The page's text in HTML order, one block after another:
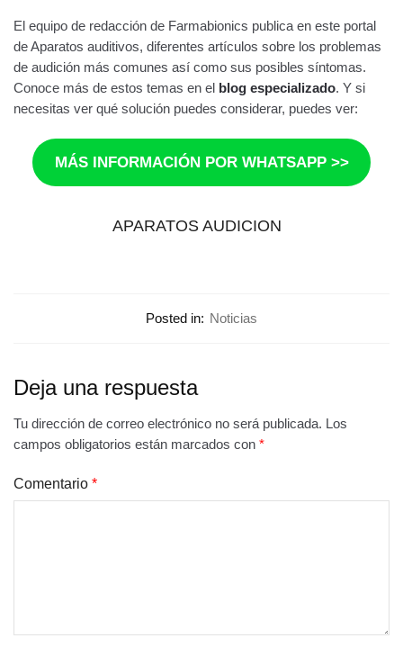
El equipo de redacción de Farmabionics publica en este portal
de Aparatos auditivos, diferentes artículos sobre los problemas
de audición más comunes así como sus posibles síntomas.
Conoce más de estos temas en el blog especializado. Y si
necesitas ver qué solución puedes considerar, puedes ver:
MÁS INFORMACIÓN POR WHATSAPP >>
APARATOS AUDICION
Posted in: Noticias
Deja una respuesta
Tu dirección de correo electrónico no será publicada. Los
campos obligatorios están marcados con *
Comentario *